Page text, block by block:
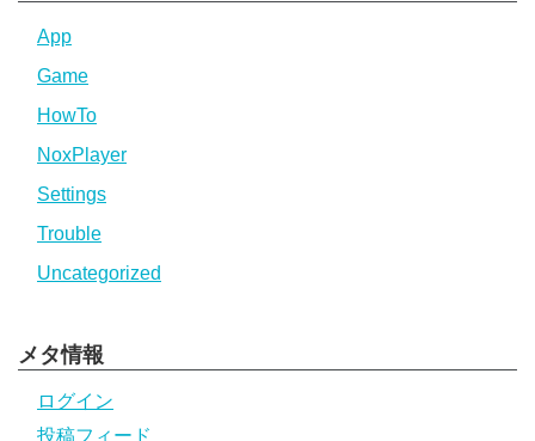
App
Game
HowTo
NoxPlayer
Settings
Trouble
Uncategorized
メタ情報
ログイン
投稿フィード